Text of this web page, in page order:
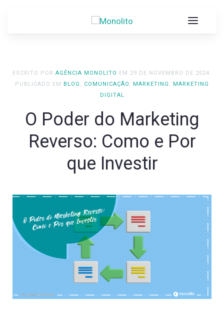
ESCRITO POR AGÊNCIA MONOLITO EM 29 DE NOVEMBRO DE 2024.
PUBLICADO EM BLOG , COMUNICAÇÃO, MARKETING , MARKETING
DIGITAL
O Poder do Marketing
Reverso: Como e Por
que Investir